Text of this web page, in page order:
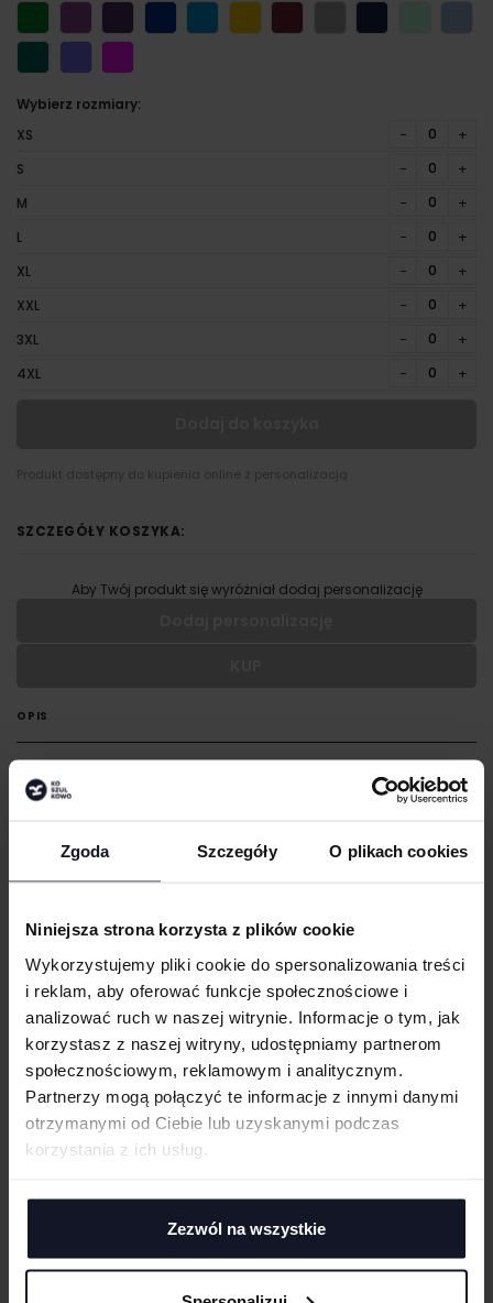
Zgoda Szczegóły O plikach cookies
Niniejsza strona korzysta z plików cookie
Wykorzystujemy pliki cookie do spersonalizowania treści
i reklam, aby oferować funkcje społecznościowe i
analizować ruch w naszej witrynie. Informacje o tym, jak
korzystasz z naszej witryny, udostępniamy partnerom
społecznościowym, reklamowym i analitycznym.
Partnerzy mogą połączyć te informacje z innymi danymi
otrzymanymi od Ciebie lub uzyskanymi podczas
korzystania z ich usług.
Zezwól na wszystkie
OPIS
Lekki, szybkoschnący i teksturowany materiał Neoteric™ firmy AWDis o
Zaokrąglony dół
Taśma wzmacniająca z tego samego materiału
Elastyczna tkanina
Fason z wszywanymi rękawami
Odrywana metka
GRAMATURA I SKŁAD
CERTYFIKATY
Haft komputerowy to technologia pozwalająca wykonywać zdobienia
poliestrowymi nićmi za pomocą specjalnych maszyn haftujących. W
Wybierz rozmiary:
XS
− +
S − +
M − +
L − +
XL − +
XXL − +
3XL − +
4XL − +
Produkt dostępny do kupienia online z personalizacją
SZCZEGÓŁY KOSZYKA:
Aby Twój produkt się wyróżniał dodaj personalizację
WIELKOŚĆ
UWAGI